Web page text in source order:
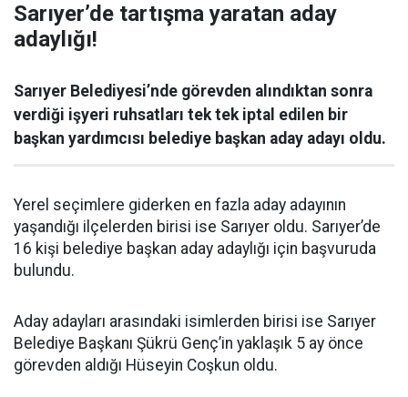
Sarıyer’de tartışma yaratan aday
adaylığı!
Sarıyer Belediyesi’nde görevden alındıktan sonra
verdiği işyeri ruhsatları tek tek iptal edilen bir
başkan yardımcısı belediye başkan aday adayı oldu.
Yerel seçimlere giderken en fazla aday adayının
yaşandığı ilçelerden birisi ise Sarıyer oldu. Sarıyer’de
16 kişi belediye başkan aday adaylığı için başvuruda
bulundu.
Aday adayları arasındaki isimlerden birisi ise Sarıyer
Belediye Başkanı Şükrü Genç’in yaklaşık 5 ay önce
görevden aldığı Hüseyin Coşkun oldu.